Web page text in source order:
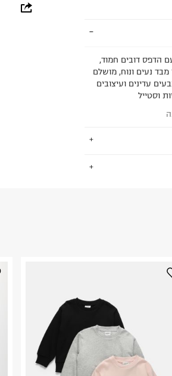
עם הדפס דובים חמוד,
נעים ונוח, מושלם
עדינים ועיצובים
וסטייל
על גבי החבילה
באתר בלבד